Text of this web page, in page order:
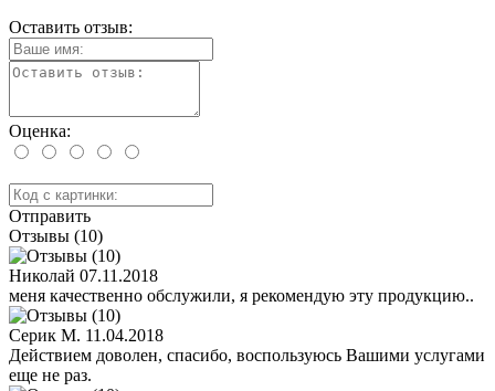
Оставить отзыв:
Оценка:
Отправить
Отзывы (10)
Николай 07.11.2018
меня качественно обслужили, я рекомендую эту продукцию..
Серик М. 11.04.2018
Действием доволен, спасибо, воспользуюсь Вашими услугами
еще не раз.